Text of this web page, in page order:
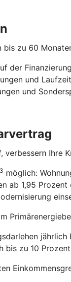
zu 60
der
und
und
verbessern Ihre
3 möglich:
ab 1,95
bis zu 10